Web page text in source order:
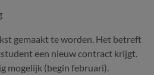
gemaakt te worden. Het betreft
een nieuw contract krijgt.
mogelijk (begin februari).